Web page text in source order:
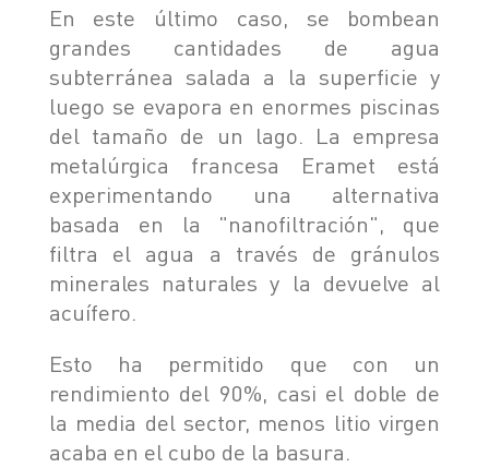
En este último caso, se bombean
grandes cantidades de agua
subterránea salada a la superficie y
luego se evapora en enormes piscinas
del tamaño de un lago. La empresa
metalúrgica francesa Eramet está
experimentando una alternativa
basada en la "nanofiltración", que
filtra el agua a través de gránulos
minerales naturales y la devuelve al
acuífero.
Esto ha permitido que con un
rendimiento del 90%, casi el doble de
la media del sector, menos litio virgen
acaba en el cubo de la basura.